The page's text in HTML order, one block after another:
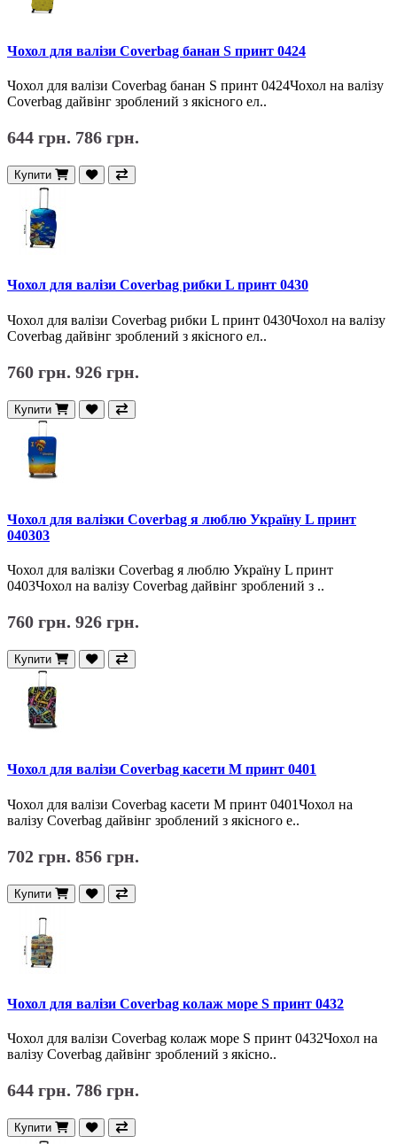
Чохол для валізи Coverbag банан S принт 0424
Чохол для валізи Coverbag банан S принт 0424Чохол на валізу
Coverbag дайвінг зроблений з якісного ел..
644 грн. 786 грн.
Купити
Чохол для валізи Coverbag рибки L принт 0430
Чохол для валізи Coverbag рибки L принт 0430Чохол на валізу
Coverbag дайвінг зроблений з якісного ел..
760 грн. 926 грн.
Купити
Чохол для валізки Coverbag я люблю Україну L принт
040303
Чохол для валізки Coverbag я люблю Україну L принт
0403Чохол на валізу Coverbag дайвінг зроблений з ..
760 грн. 926 грн.
Купити
Чохол для валізи Coverbag касети M принт 0401
Чохол для валізи Coverbag касети M принт 0401Чохол на
валізу Coverbag дайвінг зроблений з якісного е..
702 грн. 856 грн.
Купити
Чохол для валізи Coverbag колаж море S принт 0432
Чохол для валізи Coverbag колаж море S принт 0432Чохол на
валізу Coverbag дайвінг зроблений з якісно..
644 грн. 786 грн.
Купити